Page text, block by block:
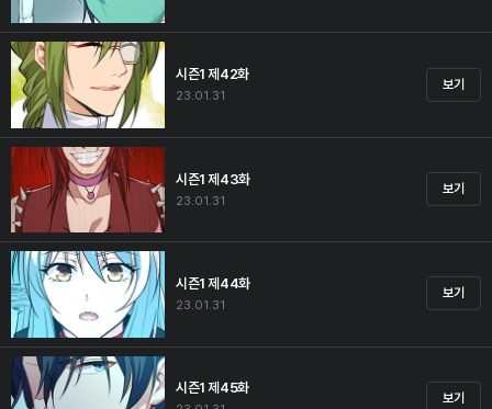
시즌1 제42화
23.01.31
보기
시즌1 제43화
23.01.31
보기
시즌1 제44화
23.01.31
보기
시즌1 제45화
보기